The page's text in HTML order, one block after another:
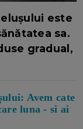
este
sa.
gradual,
Avem cate
luna - si ai